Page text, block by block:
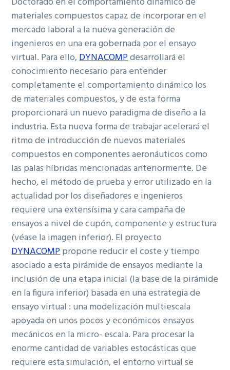
materiales compuestos capaz de incorporar en el
mercado laboral a la nueva generación de
ingenieros en una era gobernada por el ensayo
virtual. Para ello,DYNACOMPdesarrollará el
conocimiento necesario para entender
completamente el comportamiento dinámico los
de materiales compuestos, y de esta forma
proporcionará un nuevo paradigma de diseño a la
industria. Esta nueva forma de trabajar acelerará el
ritmo de introducción de nuevos materiales
compuestos en componentes aeronáuticos como
las palas híbridas mencionadas anteriormente. De
hecho, el método de prueba y errorutilizado en la
actualidad por los diseñadores e ingenieros
requiere una extensísima y cara campaña de
ensayos a nivel de cupón, componente y estructura
(véase la imagen inferior). El proyecto
DYNACOMPpropone reducir el coste y tiempo
asociado a esta pirámide de ensayos mediante la
inclusión de una etapa inicial (la base de la pirámide
en la figura inferior) basada en una estrategia de
ensayo virtual : una modelización multiescala
apoyada en unos pocos y económicos ensayos
mecánicos en la micro- escala. Para procesar la
enorme cantidad de variables estocásticas que
requiere esta simulación, el entorno virtual se